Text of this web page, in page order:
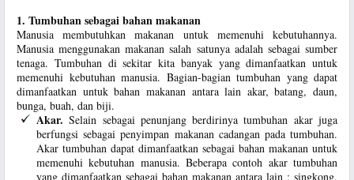
1. Tumbuhan sebagai bahan makanan
Manusia membutuhkan makanan untuk memenuhi kebutuhannya.
Manusia menggunakan makanan salah satunya adalah sebagai sumber
tenaga. Tumbuhan di sekitar kita banyak yang dimanfaatkan untuk
memenuhi kebutuhan manusia. Bagian-bagian tumbuhan yang dapat
dimanfaatkan untuk bahan makanan antara lain akar, batang, daun,
bunga, buah, dan biji.
Akar. Selain sebagai penunjang berdirinya tumbuhan akar juga
berfungsi sebagai penyimpan makanan cadangan pada tumbuhan.
Akar tumbuhan dapat dimanfaatkan sebagai bahan makanan untuk
memenuhi kebutuhan manusia. Beberapa contoh akar tumbuhan
yang dimanfaatkan sebagai bahan makanan antara lain : singkong,